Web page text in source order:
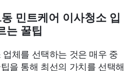
민트케어 이사청소 입
는 꿀팁
체를 선택하는 것은 매우 중
을 통해 최선의 가치를 선택해